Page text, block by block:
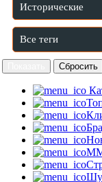
Исторические
Все теги